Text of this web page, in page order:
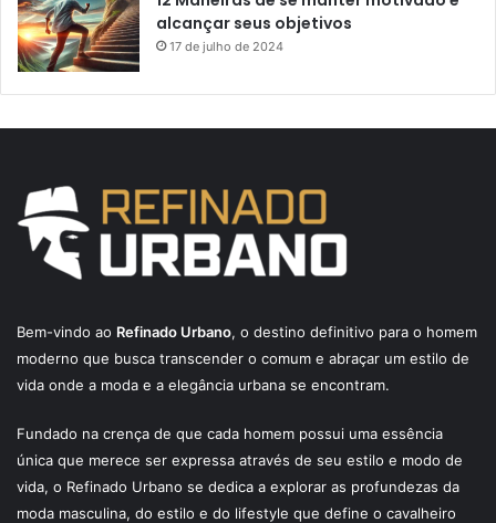
alcançar seus objetivos
17 de julho de 2024
Bem-vindo ao Refinado Urbano, o destino definitivo para o homem
moderno que busca transcender o comum e abraçar um estilo de
vida onde a moda e a elegância urbana se encontram.
Fundado na crença de que cada homem possui uma essência
única que merece ser expressa através de seu estilo e modo de
vida, o Refinado Urbano se dedica a explorar as profundezas da
moda masculina, do estilo e do lifestyle que define o cavalheiro